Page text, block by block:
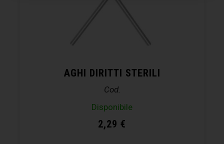
AGHI DIRITTI STERILI
Cod.
Disponibile
2,29 €